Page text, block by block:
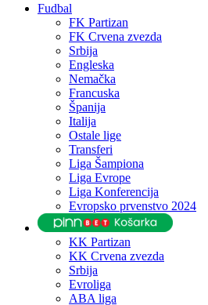
Fudbal
FK Partizan
FK Crvena zvezda
Srbija
Engleska
Nemačka
Francuska
Španija
Italija
Ostale lige
Transferi
Liga Šampiona
Liga Evrope
Liga Konferencija
Evropsko prvenstvo 2024
KK Partizan
KK Crvena zvezda
Srbija
Evroliga
ABA liga